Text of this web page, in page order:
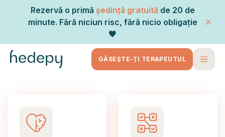
Rezervă o primă ședință gratuită de 20 de
minute. Fără niciun risc, fără nicio obligație
🧡
GĂSEȘTE-ȚI TERAPEUTUL